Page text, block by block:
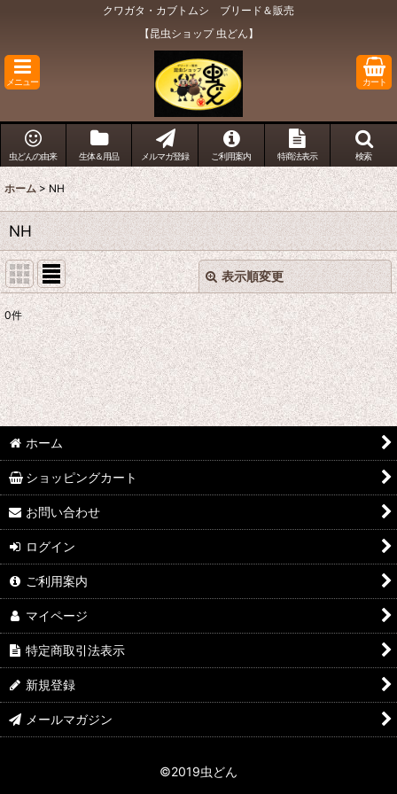
クワガタ・カブトムシ ブリード＆販売
【昆虫ショップ 虫どん】
メニュー カート
虫どんの由来 生体＆用品 メルマガ登録 ご利用案内 特商法表示 検索
ホーム > NH
NH
表示順変更
表示数:
在庫あり
並び順:
閉じる
0件
ホーム
ショッピングカート
お問い合わせ
ログイン
ご利用案内
マイページ
特定商取引法表示
新規登録
メールマガジン
©2019虫どん